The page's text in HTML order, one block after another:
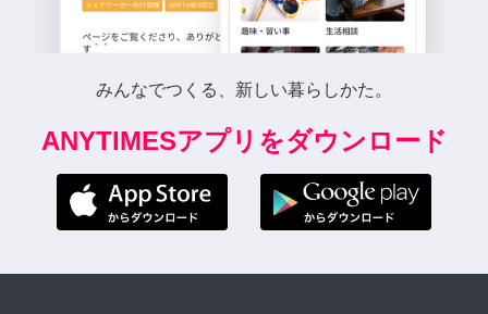
みんなでつくる、新しい暮らしかた。
ANYTIMESアプリをダウンロード